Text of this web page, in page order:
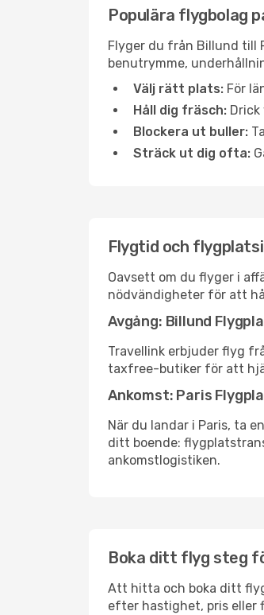
Populära flygbolag
Flyger du från Billund till
benutrymme,
Välj rätt plats: För
Håll dig fräsch:
Blockera ut buller:
Sträck ut dig ofta:
Flygtid och
Oavsett om du flyger i
nödvändigheter för att
Avgång: Billund
Travellink erbjuder flyg
taxfree-butiker för att
Ankomst: Paris
När du landar i Paris, ta
ditt boende:
ankomstlogistiken.
Boka ditt flyg steg
Att hitta och boka ditt
efter hastighet, pris eller